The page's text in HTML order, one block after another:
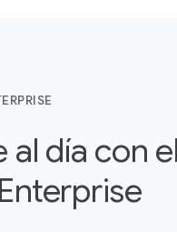
al día con